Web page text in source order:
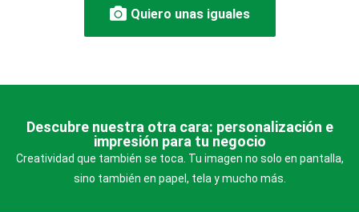
Quiero unas iguales
Descubre nuestra otra cara: personalización e
impresión para tu negocio
Creatividad que también se toca. Tu imagen no solo en pantalla,
sino también en papel, tela y mucho más.